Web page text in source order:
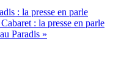
: la presse en parle
: la presse en parle
Paradis »